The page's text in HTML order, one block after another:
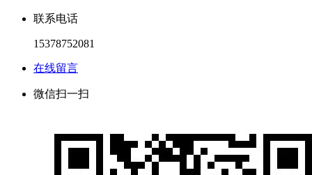
联系电话
15378752081
在线留言
微信扫一扫